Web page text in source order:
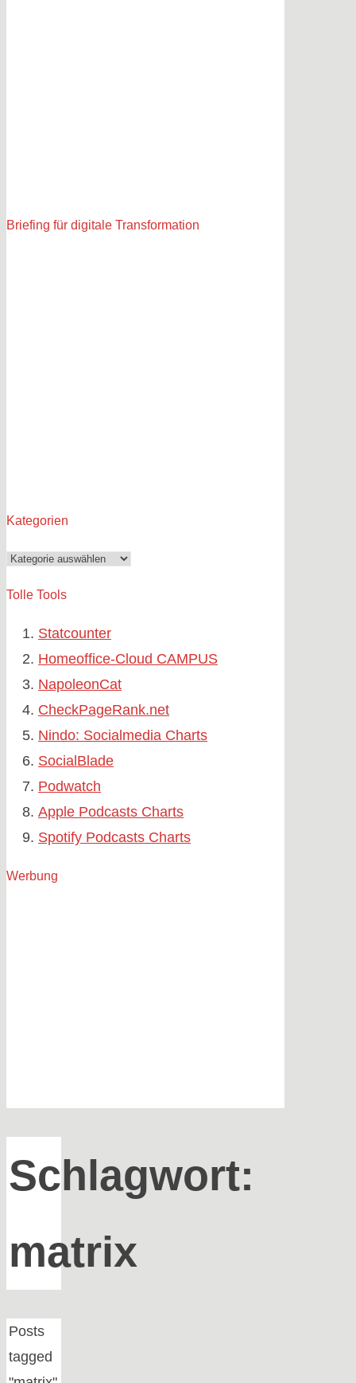
Briefing für digitale Transformation
Kategorien
Kategorien
Tolle Tools
Statcounter
Homeoffice-Cloud CAMPUS
NapoleonCat
CheckPageRank.net
Nindo: Socialmedia Charts
SocialBlade
Podwatch
Apple Podcasts Charts
Spotify Podcasts Charts
Werbung
Schlagwort:
matrix
Home
Posts
tagged